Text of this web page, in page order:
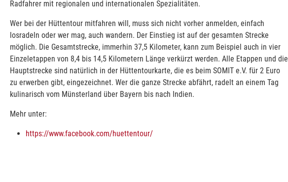
Radfahrer mit regionalen und internationalen Spezialitäten.
Wer bei der Hüttentour mitfahren will, muss sich nicht vorher anmelden, einfach
losradeln oder wer mag, auch wandern. Der Einstieg ist auf der gesamten Strecke
möglich. Die Gesamtstrecke, immerhin 37,5 Kilometer, kann zum Beispiel auch in vier
Einzeletappen von 8,4 bis 14,5 Kilometern Länge verkürzt werden. Alle Etappen und die
Hauptstrecke sind natürlich in der Hüttentourkarte, die es beim SOMIT e.V. für 2 Euro
zu erwerben gibt, eingezeichnet. Wer die ganze Strecke abfährt, radelt an einem Tag
kulinarisch vom Münsterland über Bayern bis nach Indien.
Mehr unter:
https://www.facebook.com/huettentour/